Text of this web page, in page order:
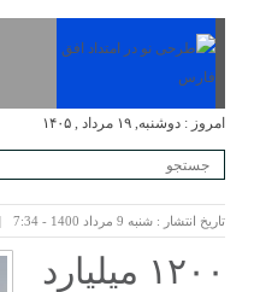
امروز : دوشنبه, ۱۹ مرداد , ۱۴۰۵
تاریخ انتشار : شنبه 9 مرداد 1400 - 7:34
۱۲۰۰ میلیارد